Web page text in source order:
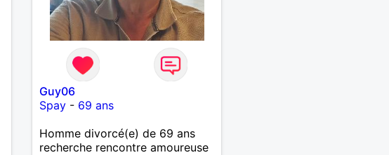
Guy06
Spay - 69 ans
Homme divorcé(e) de 69 ans
recherche rencontre amoureuse